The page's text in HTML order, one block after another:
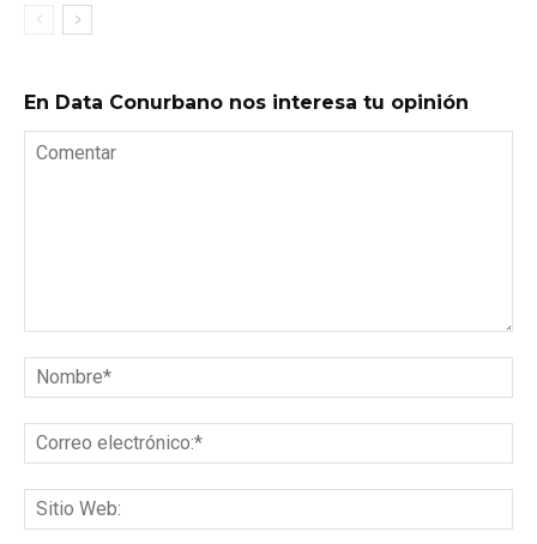
En Data Conurbano nos interesa tu opinión